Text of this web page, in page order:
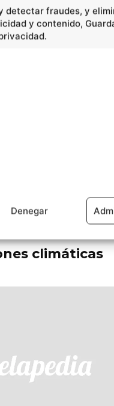
detectar fraudes, y
y contenido,
Denegar
climáticas